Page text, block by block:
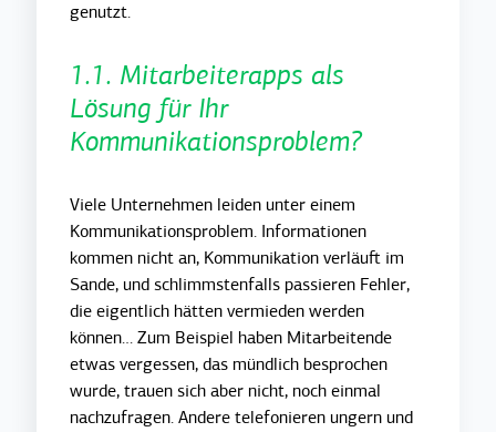
genutzt.
1.1. Mitarbeiterapps als
Lösung für Ihr
Kommunikationsproblem?
Viele Unternehmen leiden unter einem
Kommunikationsproblem. Informationen
kommen nicht an, Kommunikation verläuft im
Sande, und schlimmstenfalls passieren Fehler,
die eigentlich hätten vermieden werden
können… Zum Beispiel haben Mitarbeitende
etwas vergessen, das mündlich besprochen
wurde, trauen sich aber nicht, noch einmal
nachzufragen. Andere telefonieren ungern und